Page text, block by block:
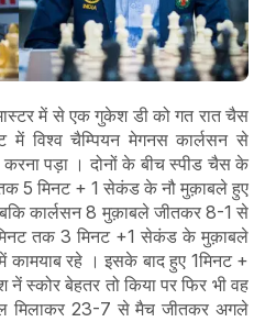
में से एक गुकेश डी को गत रात चैस
में विश्व चैम्पियन मेगनस कार्लसन से
पड़ा । दोनों के बीच स्पीड चैस के
5 मिनट + 1 सेकंड के नौ मुक़ाबले हुए
कार्लसन 8 मुक़ाबले जीतकर 8-1 से
तक 3 मिनट +1 सेकंड के मुक़ाबले
रहे । इसके बाद हुए 1मिनट +
बेहतर तो किया पर फिर भी वह
मिलाकर 23-7 से मैच जीतकर अगले